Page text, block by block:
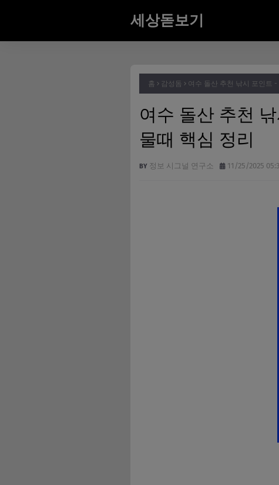
세상돋보기
홈 감성돔 여수 돌산 추천 낚시 포인트
여수 돌산 추천
물때 핵심 정리
정보 시그널 연구소 11/25/2025